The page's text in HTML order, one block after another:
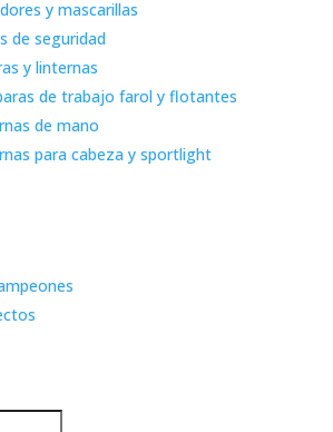
y mascarillas
de seguridad
y linternas
de trabajo farol y flotantes
de mano
para cabeza y sportlight